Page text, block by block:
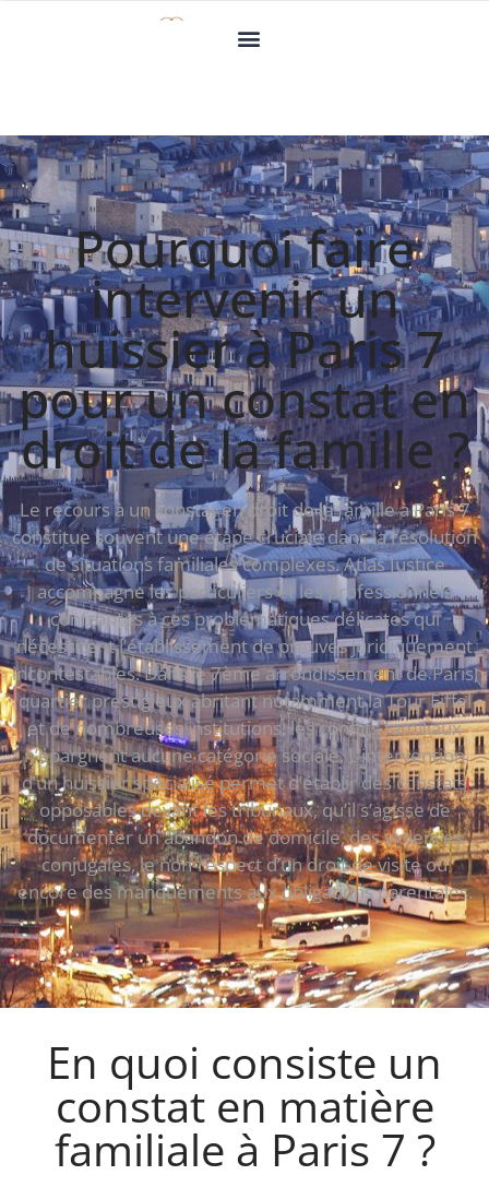
Pourquoi faire
intervenir un
huissier à Paris 7
pour un constat en
droit de la famille ?
Le recours à un constat en droit de la famille à Paris 7
constitue souvent une étape cruciale dans la résolution
de situations familiales complexes. Atlas Justice
accompagne les particuliers et les professionnels
confrontés à ces problématiques délicates qui
nécessitent l’établissement de preuves juridiquement
incontestables. Dans le 7ème arrondissement de Paris,
quartier prestigieux abritant notamment la Tour Eiffel
et de nombreuses institutions, les conflits familiaux
n’épargnent aucune catégorie sociale. L’intervention
d’un huissier spécialisé permet d’établir des constats
opposables devant les tribunaux, qu’il s’agisse de
documenter un abandon de domicile, des violences
conjugales, le non-respect d’un droit de visite ou
encore des manquements aux obligations parentales.
En quoi consiste un
constat en matière
familiale à Paris 7 ?